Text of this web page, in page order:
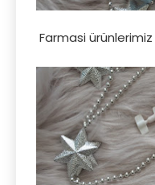
Farmasi ürünlerimiz